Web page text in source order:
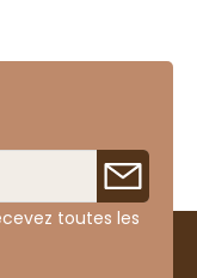
toutes les